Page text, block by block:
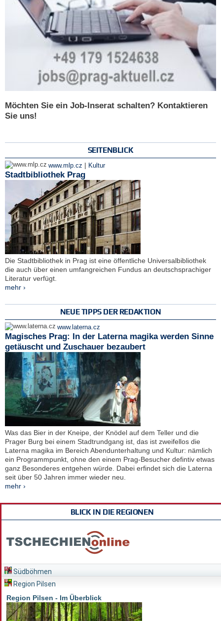
Möchten Sie ein Job-Inserat schalten? Kontaktieren
Sie uns!
SEITENBLICK
www.mlp.cz | Kultur
Stadtbibliothek Prag
Die Stadtbibliothek in Prag ist eine öffentliche Universalbibliothek
die auch über einen umfangreichen Fundus an deutschsprachiger
Literatur verfügt.
mehr ›
NEUE TIPPS DER REDAKTION
www.laterna.cz
Magisches Prag: In der Laterna magika werden Sinne
getäuscht und Zuschauer bezaubert
Was das Bier in der Kneipe, der Knödel auf dem Teller und die
Prager Burg bei einem Stadtrundgang ist, das ist zweifellos die
Laterna magika im Bereich Abendunterhaltung und Kultur: nämlich
ein Programmpunkt, ohne den einem Prag-Besucher defintiv etwas
ganz Besonderes entgehen würde. Dabei erfindet sich die Laterna
seit über 50 Jahren immer wieder neu.
mehr ›
BLICK IN DIE REGIONEN
Südböhmen
Region Pilsen
Region Pilsen - Im Überblick